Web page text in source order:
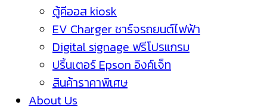
ตู้คีออส kiosk
EV Charger ชาร์จรถยนต์ไฟฟ้า
Digital signage ฟรีโปรแกรม
ปริ้นเตอร์ Epson อิงค์เจ็ท
สินค้าราคาพิเศษ
About Us